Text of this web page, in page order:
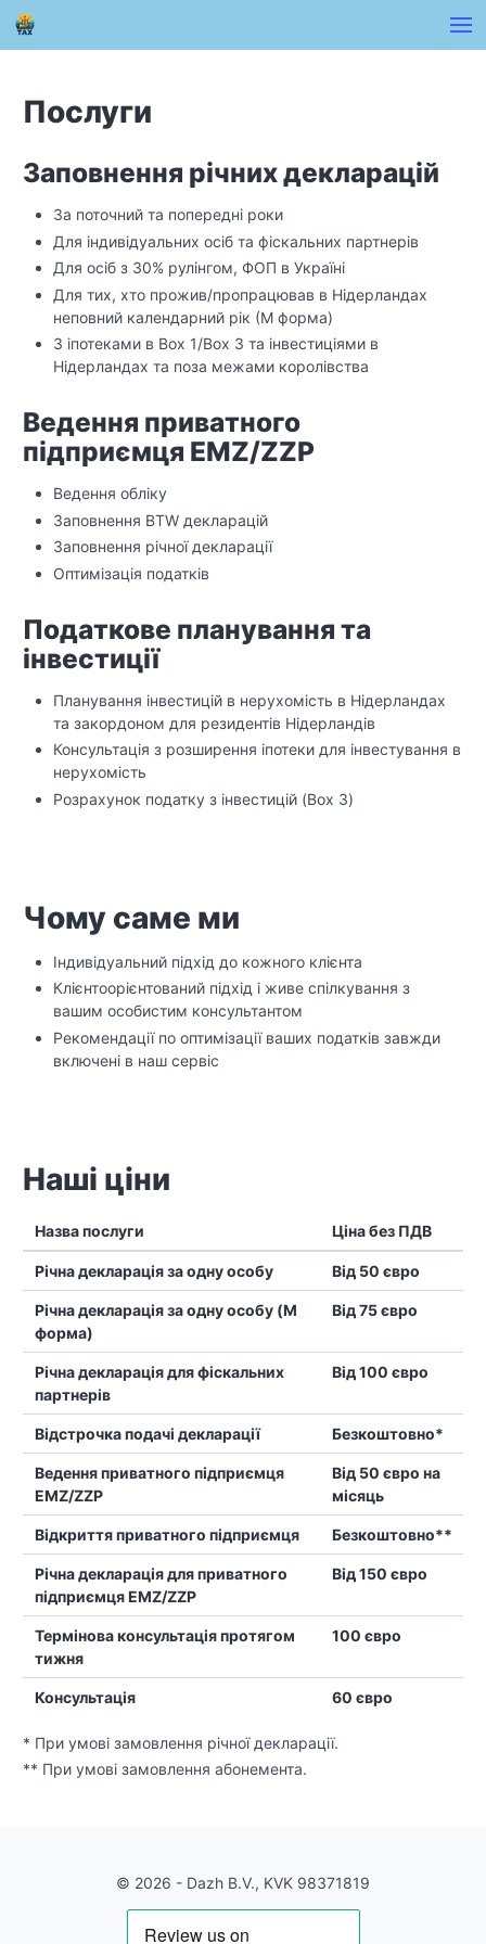
Послуги
Заповнення річних декларацій
За поточний та попередні роки
Для індивідуальних осіб та фіскальних партнерів
Для осіб з 30% рулінгом, ФОП в Україні
Для тих, хто прожив/пропрацював в Нідерландах
неповний календарний рік (М форма)
З іпотеками в Box 1/Box 3 та інвестиціями в
Нідерландах та поза межами королівства
Ведення приватного
підприємця EMZ/ZZP
Ведення обліку
Заповнення BTW декларацій
Заповнення річної декларації
Оптимізація податків
Податкове планування та
інвестиції
Планування інвестицій в нерухомість в Нідерландах
та закордоном для резидентів Нідерландів
Консультація з розширення іпотеки для інвестування в
нерухомість
Розрахунок податку з інвестицій (Box 3)
Чому саме ми
Індивідуальний підхід до кожного клієнта
Клієнтоорієнтований підхід і живе спілкування з
вашим особистим консультантом
Рекомендації по оптимізації ваших податків завжди
включені в наш сервіс
Наші ціни
Назва послуги Ціна без ПДВ
Річна декларація за одну особу Від 50 євро
Річна декларація за одну особу (M
форма)
Від 75 євро
Річна декларація для фіскальних
партнерів
Від 100 євро
Відстрочка подачі декларації Безкоштовно*
Ведення приватного підприємця
EMZ/ZZP
Від 50 євро на
місяць
Відкриття приватного підприємця Безкоштовно**
Річна декларація для приватного
підприємця EMZ/ZZP
Від 150 євро
Термінова консультація протягом
тижня
100 євро
Консультація 60 євро
* При умові замовлення річної декларації.
** При умові замовлення абонемента.
© 2026 - Dazh B.V., KVK 98371819